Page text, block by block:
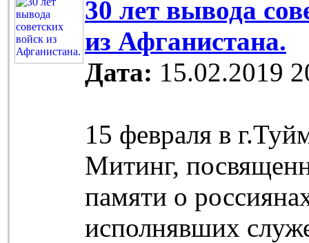
30 лет вывода
из Афганистана.
Дата: 15.02.2019
15 февраля в
Митинг,
памяти о
исполнявших